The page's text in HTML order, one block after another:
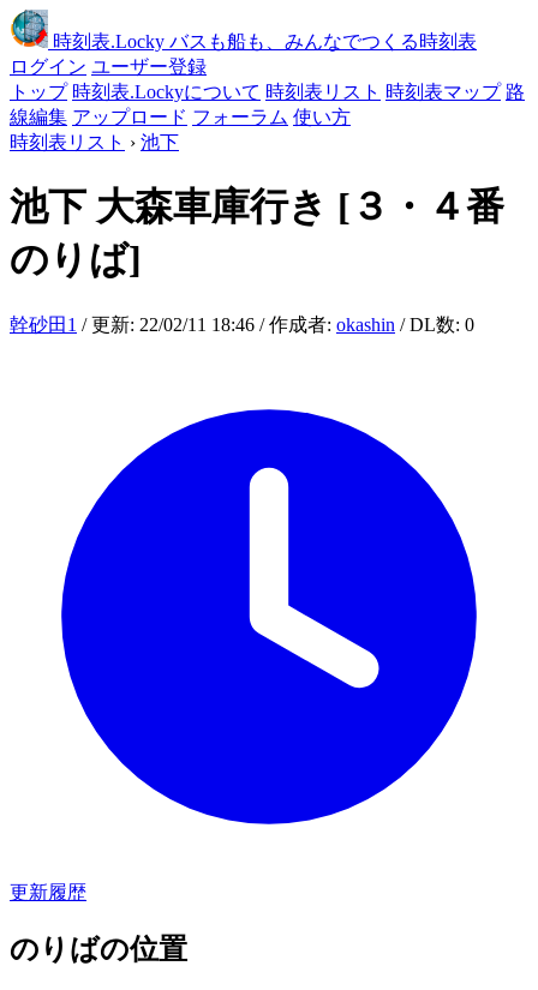
時刻表.Locky バスも船も、みんなでつくる時刻表
ログイン ユーザー登録
トップ 時刻表.Lockyについて 時刻表リスト 時刻表マップ 路
線編集 アップロード フォーラム 使い方
時刻表リスト › 池下
池下 大森車庫行き [３・４番
のりば]
幹砂田1 / 更新: 22/02/11 18:46 / 作成者: okashin / DL数: 0
更新履歴
のりばの位置